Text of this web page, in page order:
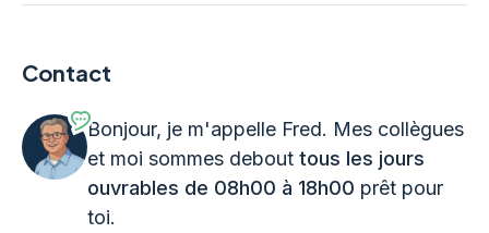
Contact
Bonjour, je m'appelle Fred. Mes collègues
et moi sommes debout tous les jours
ouvrables de 08h00 à 18h00 prêt pour
toi.